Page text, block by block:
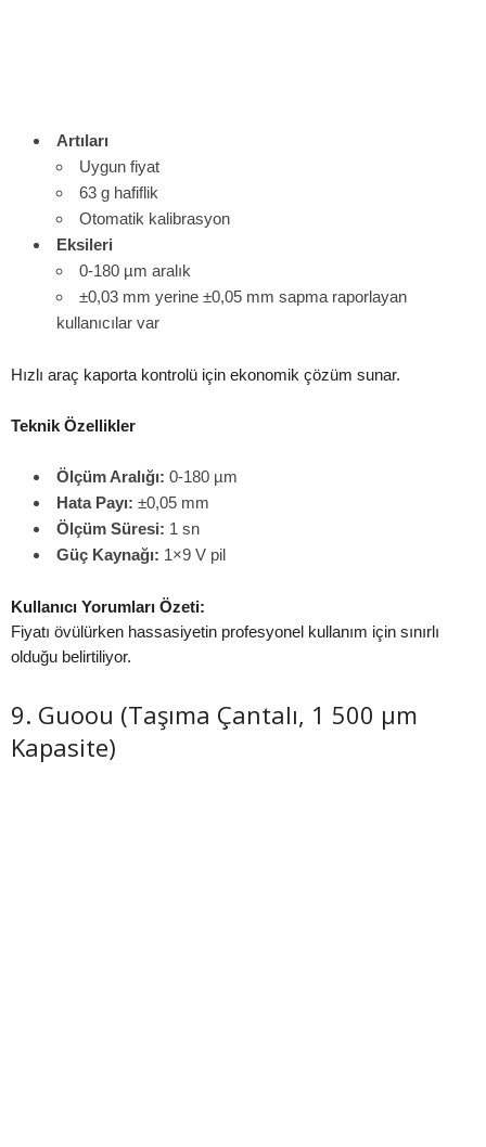
Artıları
Uygun fiyat
63 g hafiflik
Otomatik kalibrasyon
Eksileri
0-180 µm aralık
±0,03 mm yerine ±0,05 mm sapma raporlayan
kullanıcılar var
Hızlı araç kaporta kontrolü için ekonomik çözüm sunar.
Teknik Özellikler
Ölçüm Aralığı: 0-180 µm
Hata Payı: ±0,05 mm
Ölçüm Süresi: 1 sn
Güç Kaynağı: 1×9 V pil
Kullanıcı Yorumları Özeti:
Fiyatı övülürken hassasiyetin profesyonel kullanım için sınırlı
olduğu belirtiliyor.
9. Guoou (Taşıma Çantalı, 1 500 µm
Kapasite)